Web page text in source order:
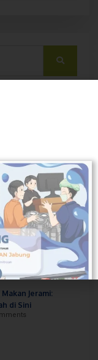
Murni yang
Optimal
Jerami:
di Sini